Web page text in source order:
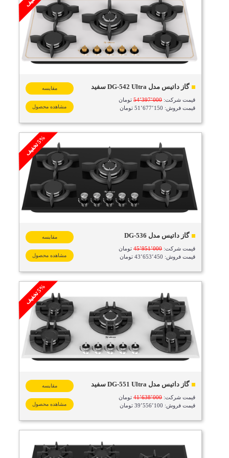
گاز داتیس مدل DG-542 Ultra سفید
قیمت شرکت:54٬397٬000تومان
قیمت فروش: 51٬677٬150 تومان
مقایسه
مشاهده محصول
گاز داتیس مدل DG-536
قیمت شرکت:45٬951٬000تومان
قیمت فروش: 43٬653٬450 تومان
5
%
ت
خ
ف
ی
ف
مقایسه
مشاهده محصول
گاز داتیس مدل DG-551 Ultra سفید
قیمت شرکت:41٬638٬000تومان
قیمت فروش: 39٬556٬100 تومان
5
%
ت
خ
ف
ی
ف
مقایسه
مشاهده محصول